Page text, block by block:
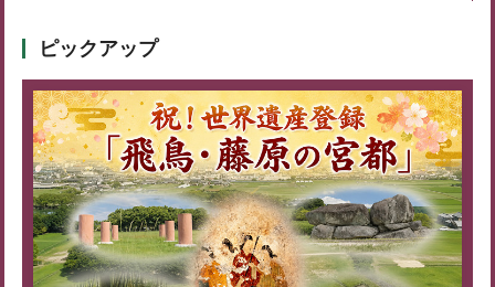
ピックアップ